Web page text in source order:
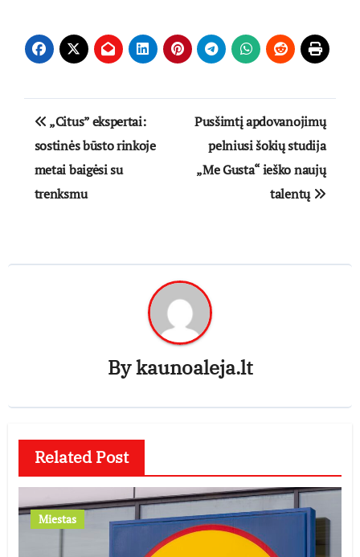
Navigacija
tarp
įrašų
„Citus” ekspertai:
sostinės būsto rinkoje
metai baigėsi su
trenksmu
Pusšimtį apdovanojimų
pelniusi šokių studija
„Me Gusta“ ieško naujų
talentų
Bykaunoaleja.lt
Related Post
Miestas